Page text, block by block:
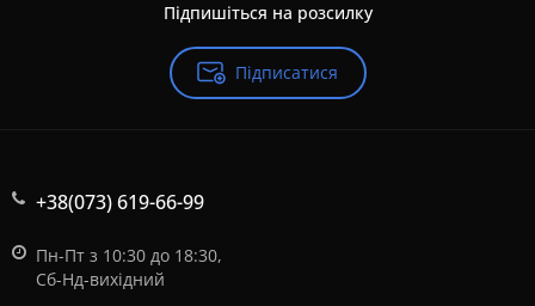
Підпишіться на розсилку
Підписатися
+38(073) 619-66-99
Пн-Пт з 10:30 до 18:30,
Сб-Нд-вихідний